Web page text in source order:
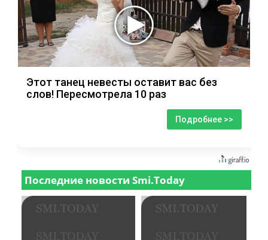
Этот танец невесты оставит вас без
слов! Пересмотрела 10 раз
Подробнее >>